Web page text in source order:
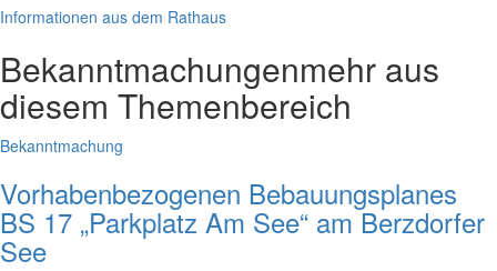
Informationen aus dem Rathaus
Bekanntmachungenmehr aus
diesem Themenbereich
Bekanntmachung
Vorhabenbezogenen Bebauungsplanes
BS 17 „Parkplatz Am See“ am Berzdorfer
See